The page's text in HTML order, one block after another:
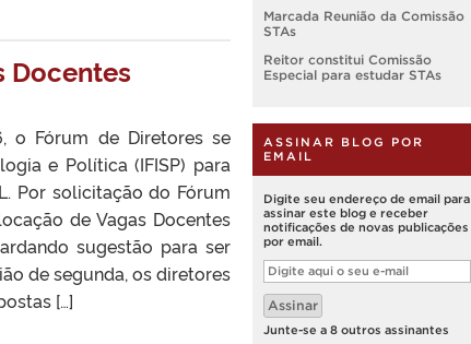
Docentes
o Fórum de Diretores se
e Política (IFISP) para
Por solicitação do Fórum
de Vagas Docentes
sugestão para ser
de segunda, os diretores
[…]
Marcada Reunião da Comissão
STAs
Reitor constitui Comissão
Especial para estudar STAs
ASSINAR BLOG POR
EMAIL
Digite seu endereço de email para
assinar este blog e receber
notificações de novas publicações
por email.
Digite
aqui
o
seu
e-
mail
Assinar
Junte-se a 8 outros assinantes